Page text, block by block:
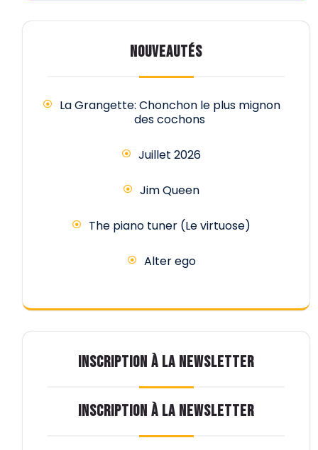
NOUVEAUTÉS
La Grangette: Chonchon le plus mignon
des cochons
Juillet 2026
Jim Queen
The piano tuner (Le virtuose)
Alter ego
INSCRIPTION À LA NEWSLETTER
INSCRIPTION À LA NEWSLETTER